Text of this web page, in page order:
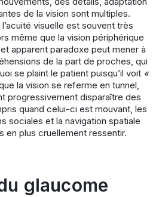
de la vision sont multiples.
visuelle est souvent très
même que la vision périphérique
apparent paradoxe peut mener à
de la part de proches, qui
se plaint le patient puisqu’il voit «
la vision se referme en tunnel,
progressivement disparaître des
quand celui-ci est mouvant, les
sociales et la navigation spatiale
en plus cruellement ressentir.
glaucome